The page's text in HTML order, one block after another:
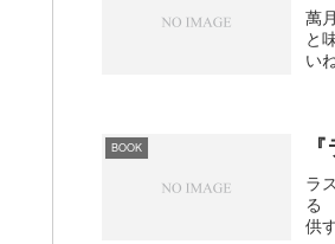
萬
と
い
BOOK
ラ
る
供